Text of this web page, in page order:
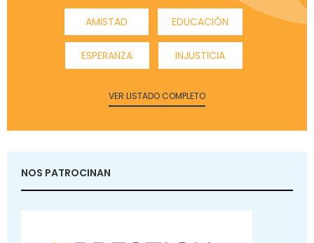
AMISTAD EDUCACIÓN
ESPERANZA INJUSTICIA
VER LISTADO COMPLETO
NOS PATROCINAN